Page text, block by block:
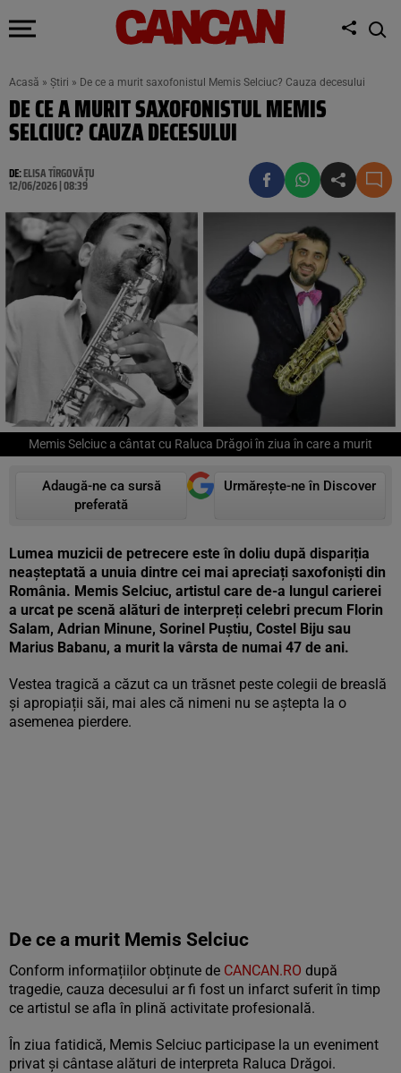
Acasă » Știri » De ce a murit saxofonistul Memis Selciuc? Cauza decesului
DE CE A MURIT SAXOFONISTUL MEMIS
SELCIUC? CAUZA DECESULUI
DE:ELISA TÎRGOVĂȚU
12/06/2026 | 08:39
Memis Selciuc a cântat cu Raluca Drăgoi în ziua în care a murit
Adaugă-ne ca sursă
preferată
Urmărește-ne în Discover
Lumea muzicii de petrecere este în doliu după dispariția
neașteptată a unuia dintre cei mai apreciați saxofoniști din
România. Memis Selciuc, artistul care de-a lungul carierei
a urcat pe scenă alături de interpreți celebri precum Florin
Salam, Adrian Minune, Sorinel Puștiu, Costel Biju sau
Marius Babanu, a murit la vârsta de numai 47 de ani.
Vestea tragică a căzut ca un trăsnet peste colegii de breaslă
și apropiații săi, mai ales că nimeni nu se aștepta la o
asemenea pierdere.
De ce a murit Memis Selciuc
Conform informațiilor obținute de CANCAN.RO după
tragedie, cauza decesului ar fi fost un infarct suferit în timp
ce artistul se afla în plină activitate profesională.
În ziua fatidică, Memis Selciuc participase la un eveniment
privat și cântase alături de interpreta Raluca Drăgoi.